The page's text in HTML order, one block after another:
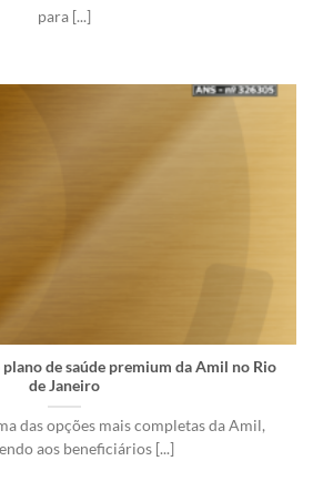
para [...]
de saúde premium da Amil no Rio
de Janeiro
das opções mais completas da Amil,
aos beneficiários [...]